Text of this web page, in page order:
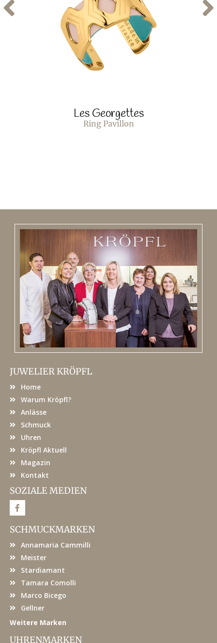
Les Georgettes
Ring Pavillon
JUWELIER KRÖPFL
Home
Warum Kröpfl?
Anlässe
Schmuck
Uhren
Kröpfl Aktuell
Magazin
Kontakt
SOZIALE MEDIEN
F
a
e
b
o
SCHMUCKMARKEN
Annamaria Cammilli
Meister
Stardiamant
Tamara Comolli
Marco Bicego
Gellner
Weitere Marken
UHRENMARKEN